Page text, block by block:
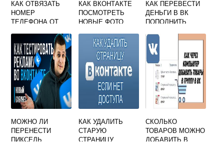
КАК ОТВЯЗАТЬ
НОМЕР
ТЕЛЕФОНА ОТ
КАК ВКОНТАКТЕ
ПОСМОТРЕТЬ
НОВЫЕ ФОТО
КАК ПЕРЕВЕСТИ
ДЕНЬГИ В ВК
ПОПОЛНИТЬ
ВКОНТАКТЕ
МОЖНО ЛИ
ПЕРЕНЕСТИ
ПИКСЕЛЬ
КАК УДАЛИТЬ
СТАРУЮ
СТРАНИЦУ
СКОЛЬКО
ТОВАРОВ МОЖНО
ДОБАВИТЬ В